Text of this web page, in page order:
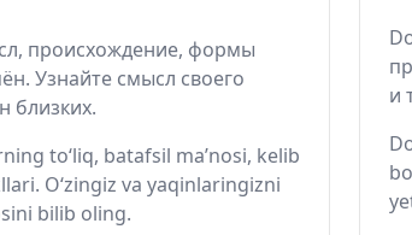
происхождение, формы
Узнайте смысл своего
близких.
to‘liq, batafsil ma’nosi, kelib
O‘zingiz va yaqinlaringizni
bilib oling.
и